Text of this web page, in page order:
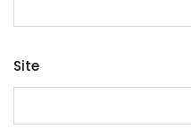
Site